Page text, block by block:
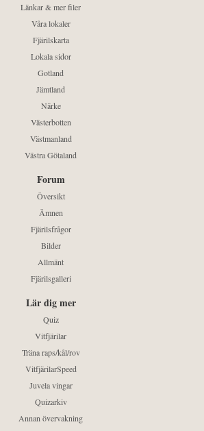
Länkar & mer filer
Våra lokaler
Fjärilskarta
Lokala sidor
Gotland
Jämtland
Närke
Västerbotten
Västmanland
Västra Götaland
Forum
Översikt
Ämnen
Fjärilsfrågor
Bilder
Allmänt
Fjärilsgalleri
Lär dig mer
Quiz
Vitfjärilar
Träna raps/kål/rov
VitfjärilarSpeed
Juvela vingar
Quizarkiv
Annan övervakning